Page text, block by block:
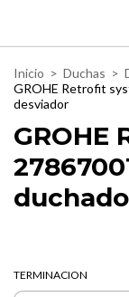
Inicio > Duchas >
GROHE Retrofit
desviador
GROHE
TERMINACION